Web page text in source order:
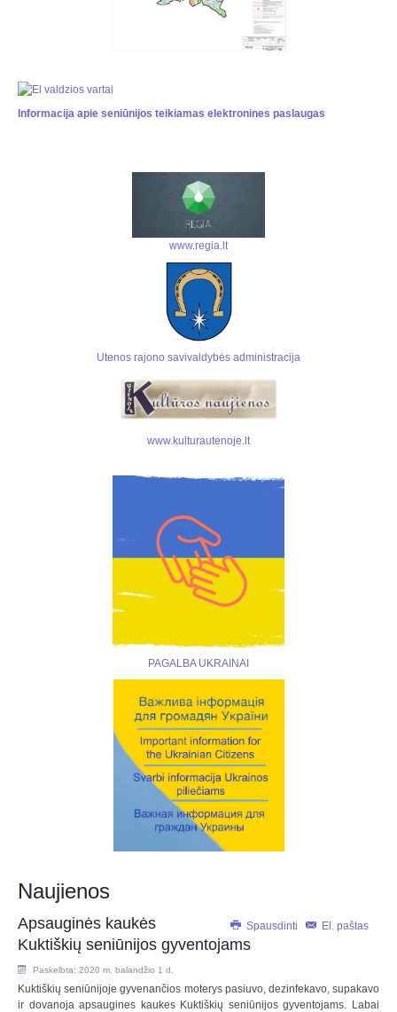
Informacija apie seniūnijos teikiamas elektronines paslaugas
www.regia.lt
Utenos rajono savivaldybės administracija
www.kulturautenoje.lt
PAGALBA UKRAINAI
Naujienos
Spausdinti El. paštas
Apsauginės kaukės
Kuktiškių seniūnijos gyventojams
Paskelbta: 2020 m. balandžio 1 d.
Kuktiškių seniūnijoje gyvenančios moterys pasiuvo, dezinfekavo, supakavo
ir dovanoja apsaugines kaukes Kuktiškių seniūnijos gyventojams. Labai